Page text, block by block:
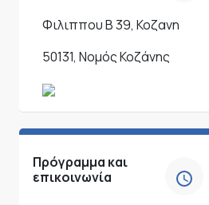
Φιλιππου Β 39, Κοζανη
50131, Νομός Κοζάνης
Πρόγραμμα και
επικοινωνία